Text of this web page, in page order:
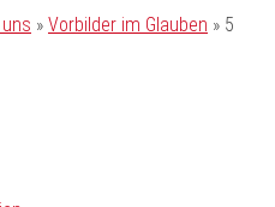
» Vorbilder im Glauben » 5